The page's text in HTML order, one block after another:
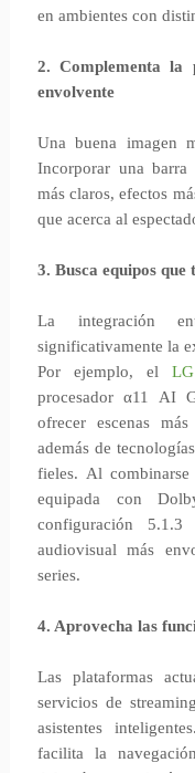
en ambientes con
2. Complementa la
envolvente
Una buena imagen
Incorporar una
más claros, efectos
que acerca al
3. Busca equipos
La integración
significativamente la
Por ejemplo, el
procesador α11 AI
ofrecer escenas
además de
fieles. Al
equipada con
configuración 5.1.3
audiovisual más
series.
4. Aprovecha las
Las plataformas
servicios de
asistentes
facilita la